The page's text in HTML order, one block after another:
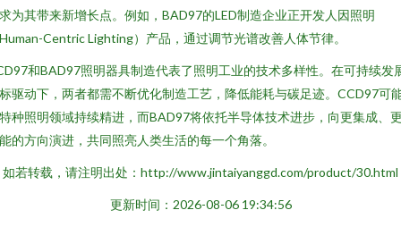
为其带来新增长点。例如，BAD97的LED制造企业正开发人因照明
Centric Lighting）产品，通过调节光谱改善人体节律。
和BAD97照明器具制造代表了照明工业的技术多样性。在可持续发
驱动下，两者都需不断优化制造工艺，降低能耗与碳足迹。CCD97可
种照明领域持续精进，而BAD97将依托半导体技术进步，向更集成、
的方向演进，共同照亮人类生活的每一个角落。
如若转载，请注明出处：http://www.jintaiyanggd.com/product/30.html
更新时间：2026-08-06 19:34:56